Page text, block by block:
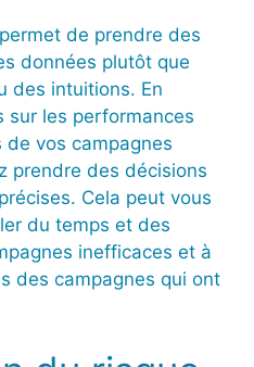
de prendre des
données plutôt que
des intuitions. En
sur les performances
vos campagnes
prendre des décisions
Cela peut vous
du temps et des
inefficaces et à
des campagnes qui ont